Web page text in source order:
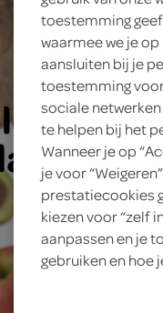
toestemming
waarmee we je
aansluiten bij je
toestemming
sociale
te helpen bij het
Wanneer je op
je voor
prestatiecookies
kiezen voor “zelf
aanpassen en je
gebruiken en hoe